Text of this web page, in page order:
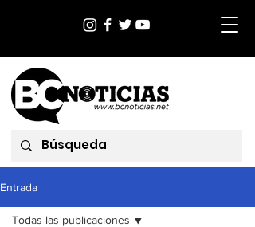
Entrada
Todas las publicaciones